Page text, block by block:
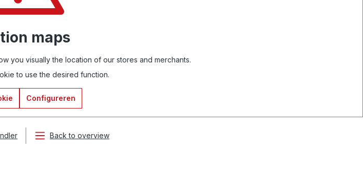
maps
you visually the location of our stores and merchants.
to use the desired function.
Configureren
Back to overview